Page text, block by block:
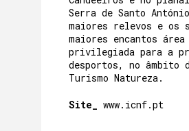
Serra de Santo
maiores relevos e os
maiores encantos área
privilegiada para a
desportos, no âmbito
Turismo Natureza.
Site_ www.icnf.pt